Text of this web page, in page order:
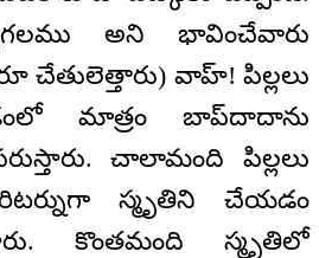
అని భావించేవారు
చేతులెత్తారు) వాహ్‌! పిల్లలు
మాత్రం బాప్‌దాదాను
చాలామంది పిల్లలు
రిటర్నుగా స్మృతిని చేయడం
కొంతమంది స్మృతిలో